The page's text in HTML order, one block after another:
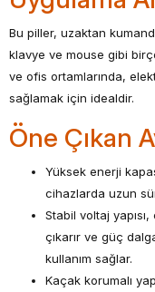
Bu piller, uzaktan
klavye ve mouse gibi
ve ofis ortamlarında,
sağlamak için idealdir.
Öne Çıkan
Yüksek enerji
cihazlarda uzun
Stabil voltaj
çıkarır ve güç
kullanım sağlar.
Kaçak korumalı